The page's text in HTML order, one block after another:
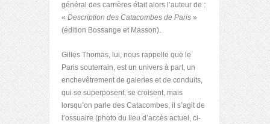
général des carrières était alors l’auteur de :
« Description des Catacombes de Paris »
(édition Bossange et Masson).
Gilles Thomas, lui, nous rappelle que le
Paris souterrain, est un univers à part, un
enchevêtrement de galeries et de conduits,
qui se superposent, se croisent, mais
lorsqu’on parle des Catacombes, il s’agit de
l’ossuaire (photo du lieu d’accès actuel, ci-